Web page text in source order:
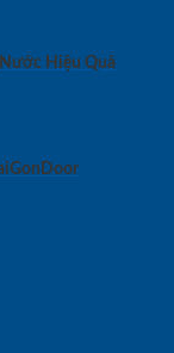
Hiệu Quả